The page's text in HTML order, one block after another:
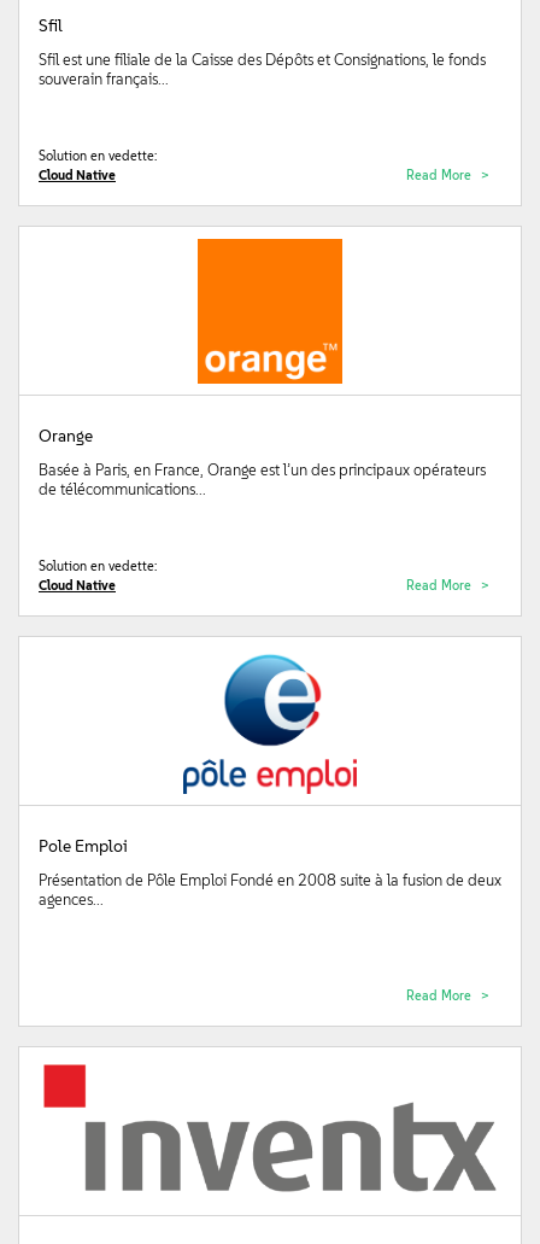
Sfil
Sfil est une filiale de la Caisse des Dépôts et Consignations, le fonds
souverain français...
Solution en vedette:
Cloud Native
Read More
Orange
Basée à Paris, en France, Orange est l’un des principaux opérateurs
de télécommunications...
Solution en vedette:
Cloud Native
Read More
Pole Emploi
Présentation de Pôle Emploi Fondé en 2008 suite à la fusion de deux
agences...
Read More